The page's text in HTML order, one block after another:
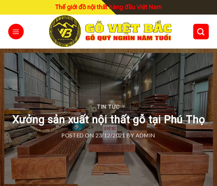
to
content
Thế giới đồ nội thất hàng đầu Việt Nam
TIN TỨC
Xưởng sản xuất nội thất gỗ tại Phú Thọ
POSTED ON 23/12/2021BYADMIN